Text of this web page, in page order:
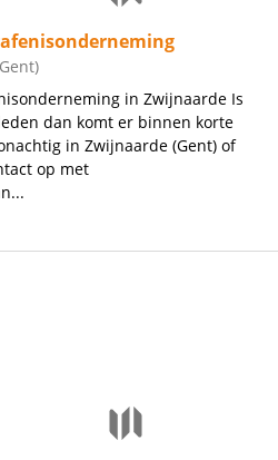
in Zwijnaarde Is
dan komt er binnen korte
in Zwijnaarde (Gent) of
op met